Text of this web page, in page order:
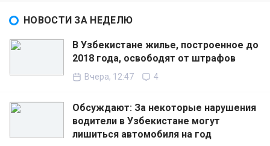
НОВОСТИ ЗА НЕДЕЛЮ
В Узбекистане жилье, построенное до
2018 года, освободят от штрафов
Вчера, 12:47 4
Обсуждают: За некоторые нарушения
водители в Узбекистане могут
лишиться автомобиля на год